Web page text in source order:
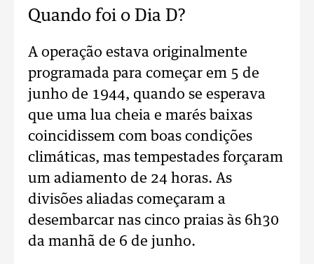
Quando foi o Dia D?
A operação estava originalmente
programada para começar em 5 de
junho de 1944, quando se esperava
que uma lua cheia e marés baixas
coincidissem com boas condições
climáticas, mas tempestades forçaram
um adiamento de 24 horas. As
divisões aliadas começaram a
desembarcar nas cinco praias às 6h30
da manhã de 6 de junho.